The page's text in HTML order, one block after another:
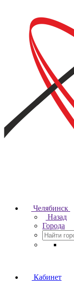
Челябинск
Назад
Города
Кабинет